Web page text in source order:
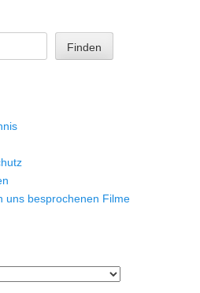
Finden
uns besprochenen Filme